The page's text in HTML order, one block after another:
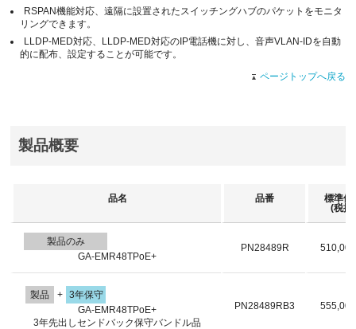
RSPAN機能対応、遠隔に設置されたスイッチングハブのパケットをモニタ
リングできます。
LLDP-MED対応、LLDP-MED対応のIP電話機に対し、音声VLAN-IDを自動
的に配布、設定することが可能です。
ページトップへ戻る
製品概要
品名 品番
標準価
(税抜)
製品のみ
GA-EMR48TPoE+
PN28489R
製品 + 3年保守
GA-EMR48TPoE+
3年先出しセンドバック保守バンドル品
PN28489RB3